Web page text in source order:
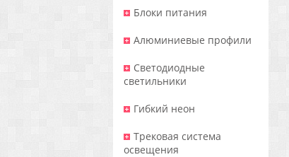
Блоки питания
Алюминиевые профили
Светодиодные
светильники
Гибкий неон
Трековая система
освещения